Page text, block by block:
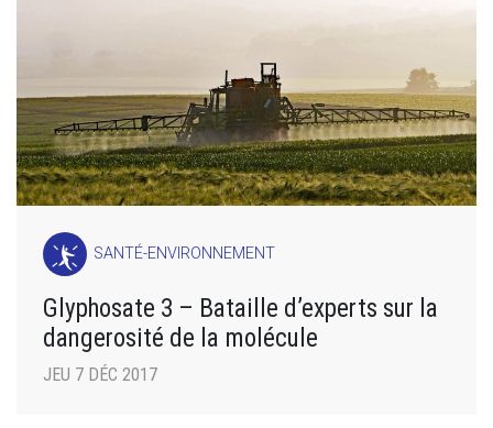
SANTÉ-ENVIRONNEMENT
Glyphosate 3 – Bataille d’experts sur la
dangerosité de la molécule
JEU 7 DÉC 2017